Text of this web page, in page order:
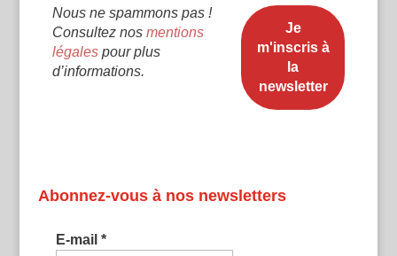
Nous ne spammons pas !
Consultez nos mentions
légalespour plus
d’informations.
Abonnez-vous à nos newsletters
E-mail *